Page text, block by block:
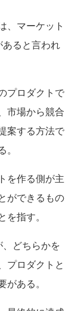
、マーケット
ると言われ
プロダクトで
市場から競合
案する方法で
を作る側が主
ができるもの
指す。
どちらかを
プロダクトと
ある。